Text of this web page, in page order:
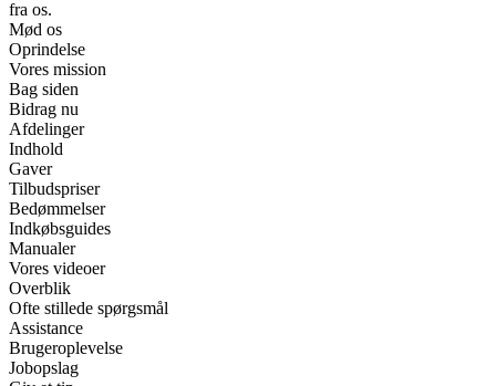
fra os.
Mød os
Oprindelse
Vores mission
Bag siden
Bidrag nu
Afdelinger
Indhold
Gaver
Tilbudspriser
Bedømmelser
Indkøbsguides
Manualer
Vores videoer
Overblik
Ofte stillede spørgsmål
Assistance
Brugeroplevelse
Jobopslag